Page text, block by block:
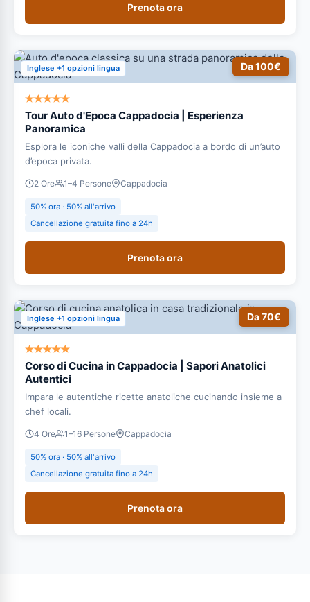
Prenota ora
Da 100€
Inglese +1 opzioni lingua
Tour Auto d'Epoca Cappadocia | Esperienza
Panoramica
Esplora le iconiche valli della Cappadocia a bordo di un’auto
d’epoca privata.
2 Ore 1–4 Persone Cappadocia
50% ora · 50% all'arrivo
Cancellazione gratuita fino a 24h
Prenota ora
Da 70€
Inglese +1 opzioni lingua
Corso di Cucina in Cappadocia | Sapori Anatolici
Autentici
Impara le autentiche ricette anatoliche cucinando insieme a
chef locali.
4 Ore 1–16 Persone Cappadocia
50% ora · 50% all'arrivo
Cancellazione gratuita fino a 24h
Prenota ora